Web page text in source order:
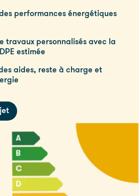
performances énergétiques
travaux personnalisés avec la
estimée
aides, reste à charge et